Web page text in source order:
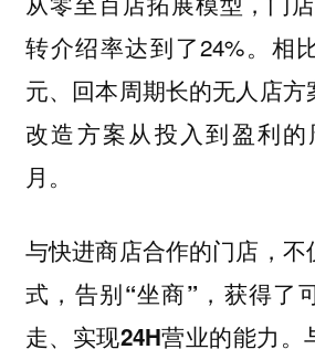
转介绍率达到了24%。相
元、回本周期长的无人店
改造方案从投入到盈利的
月。
与快进商店合作的门店，不
式，告别“坐商”，获得了
走、实现24H营业的能力。